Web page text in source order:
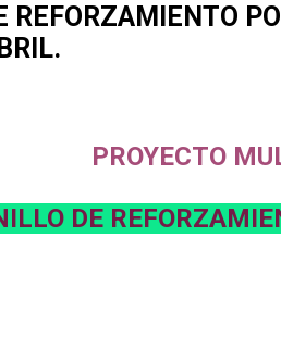
REFORZAMIENTO
PROYECTO
DE